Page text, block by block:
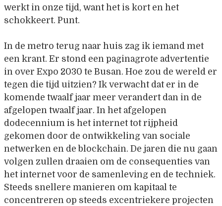
werkt in onze tijd, want het is kort en het
schokkeert. Punt.
In de metro terug naar huis zag ik iemand met
een krant. Er stond een paginagrote advertentie
in over Expo 2030 te Busan. Hoe zou de wereld er
tegen die tijd uitzien? Ik verwacht dat er in de
komende twaalf jaar meer verandert dan in de
afgelopen twaalf jaar. In het afgelopen
dodecennium is het internet tot rijpheid
gekomen door de ontwikkeling van sociale
netwerken en de blockchain. De jaren die nu gaan
volgen zullen draaien om de consequenties van
het internet voor de samenleving en de techniek.
Steeds snellere manieren om kapitaal te
concentreren op steeds excentriekere projecten